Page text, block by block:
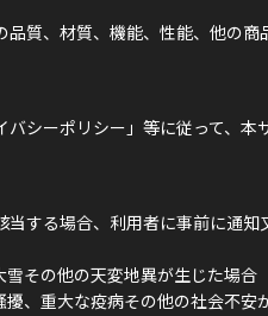
質、材質、機能、性能、他の
シーポリシー」等に従って、
当する場合、利用者に事前に通
その他の天変地異が生じた場合
、重大な疫病その他の社会不安